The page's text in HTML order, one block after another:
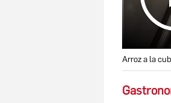
Arroz a la